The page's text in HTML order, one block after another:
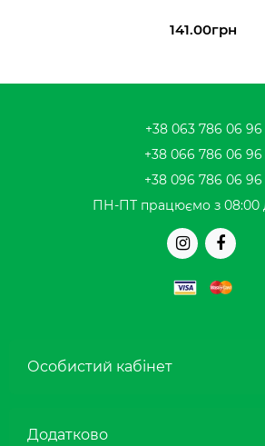
141.00грн
+38 063 786 06 96
+38 066 786 06 96
+38 096 786 06 96
ПН-ПТ працюємо з 08:00
Особистий кабінет
Додатково